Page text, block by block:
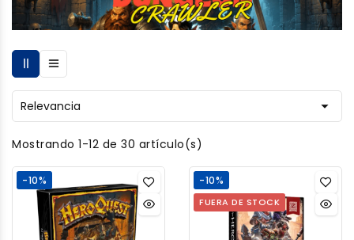
Relevancia 
Mostrando 1-12 de 30 artículo(s)
-10% -10%
FUERA DE STOCK